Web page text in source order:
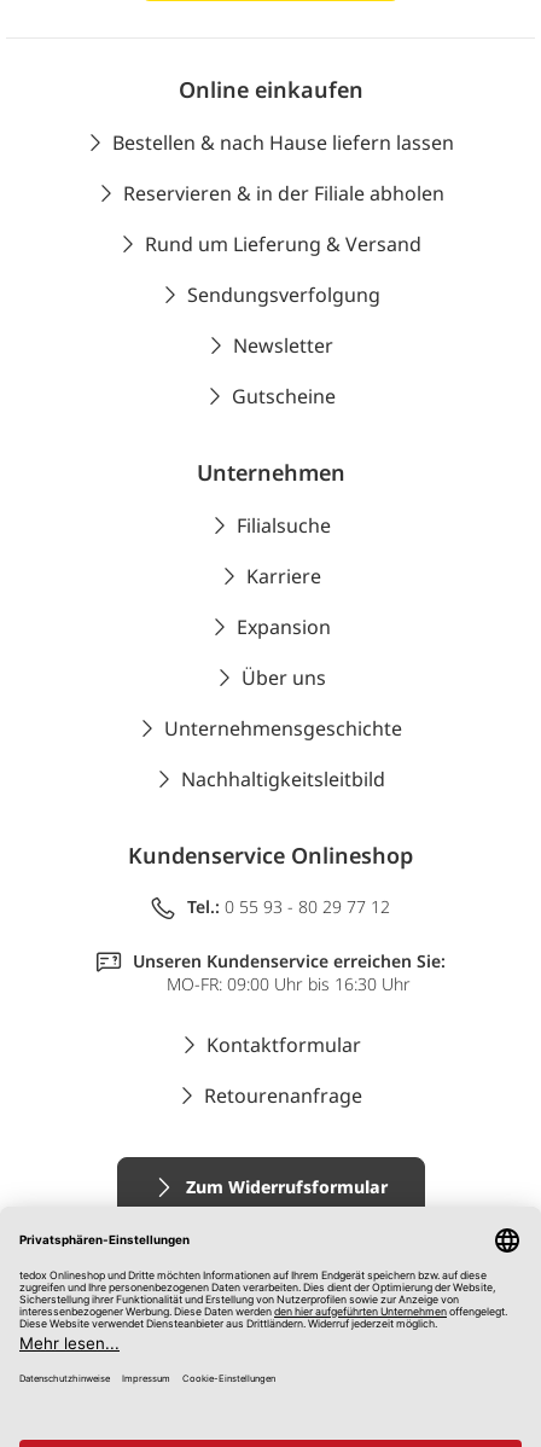
Online einkaufen
Bestellen & nach Hause liefern lassen
Reservieren & in der Filiale abholen
Rund um Lieferung & Versand
Sendungsverfolgung
Newsletter
Gutscheine
Unternehmen
Filialsuche
Karriere
Expansion
Über uns
Unternehmensgeschichte
Nachhaltigkeitsleitbild
Kundenservice Onlineshop
Tel.: 0 55 93 - 80 29 77 12
Unseren Kundenservice erreichen Sie:
MO-FR: 09:00 Uhr bis 16:30 Uhr
Kontaktformular
Retourenanfrage
Zum Widerrufsformular
Impressum
AGB
Datenschutz